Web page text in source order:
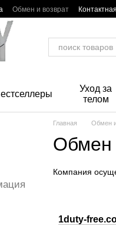
Обмен и возврат
Уход за
телом
Главная Обмен
Обмен
Компания
1duty-